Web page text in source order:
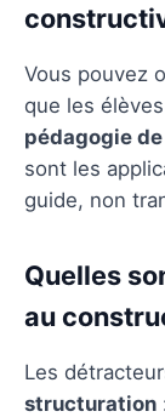
Vous pouvez
que les
pédagogie
sont les
guide, non
Quelles
au
Les
structuration